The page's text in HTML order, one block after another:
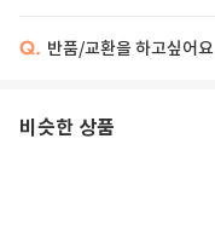
Q. 반품/교환을 하고싶어요
비슷한 상품